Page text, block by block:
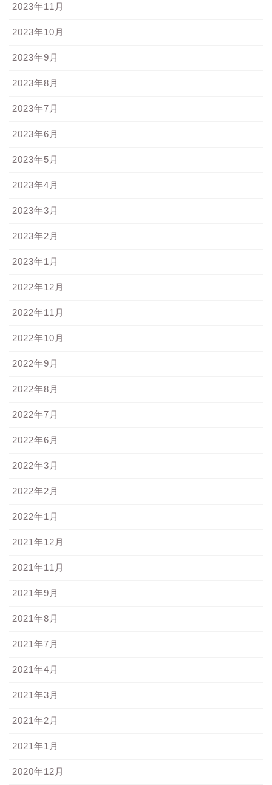
2023年11月
2023年10月
2023年9月
2023年8月
2023年7月
2023年6月
2023年5月
2023年4月
2023年3月
2023年2月
2023年1月
2022年12月
2022年11月
2022年10月
2022年9月
2022年8月
2022年7月
2022年6月
2022年3月
2022年2月
2022年1月
2021年12月
2021年11月
2021年9月
2021年8月
2021年7月
2021年4月
2021年3月
2021年2月
2021年1月
2020年12月